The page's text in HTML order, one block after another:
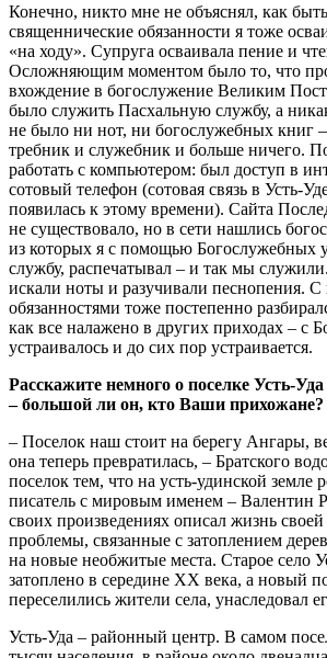
Конечно, никто мне не объяснял, как
священнические обязанности я тоже
«на ходу». Супруга осваивала пение и
Осложняющим моментом было то, что
вхождение в богослужение Великим
было служить Пасхальную службу, а
не было ни нот, ни богослужебных книг
требник и служебник и больше ничего.
работать с компьютером: был доступ в
сотовый телефон (сотовая связь в Усть-
появилась к этому времени). Сайта
не существовало, но в сети нашлись
из которых я с помощью Богослужебных
службу, распечатывал – и так мы
искали ноты и разучивали песнопения. С
обязанностями тоже постепенно
как все налажено в других приходах – с
устраивалось и до сих пор устраивается.
Расскажите немного о поселке Усть-
– большой ли он, кто Ваши прихожане?
– Поселок наш стоит на берегу Ангары,
она теперь превратилась, – Братского
поселок тем, что на усть-удинской земле
писатель с мировым именем – Валентин
своих произведениях описал жизнь
проблемы, связанные с затоплением
на новые необжитые места. Старое село
затоплено в середине XX века, а новый
переселились жители села, унаследовал
Усть-Уда – районный центр. В самом